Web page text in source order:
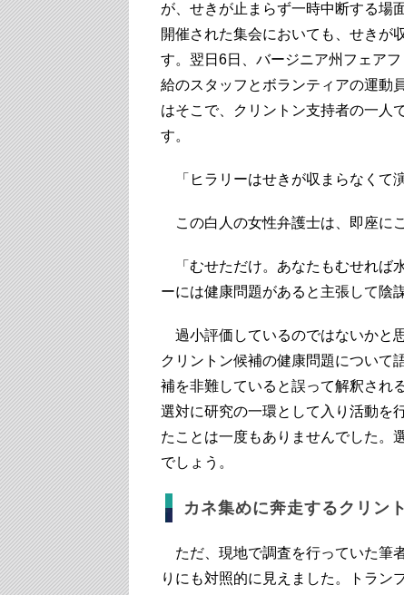
が、せきが止まらず一時中断する場
開催された集会においても、せきが
す。翌日6日、バージニア州フェア
給のスタッフとボランティアの運動
はそこで、クリントン支持者の一人
す。
「ヒラリーはせきが収まらなくて
この白人の女性弁護士は、即座に
「むせただけ。あなたもむせれば
ーには健康問題があると主張して陰
過小評価しているのではないかと
クリントン候補の健康問題について
補を非難していると誤って解釈され
選対に研究の一環として入り活動を
たことは一度もありませんでした。
でしょう。
カネ集めに奔走するクリン
ただ、現地で調査を行っていた筆
りにも対照的に見えました。トラン